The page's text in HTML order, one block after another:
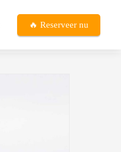
🔥 Reserveer nu